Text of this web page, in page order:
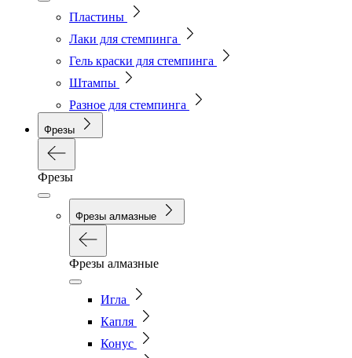
Пластины
Лаки для стемпинга
Гель краски для стемпинга
Штампы
Разное для стемпинга
Фрезы
Фрезы
Фрезы алмазные
Фрезы алмазные
Игла
Капля
Конус